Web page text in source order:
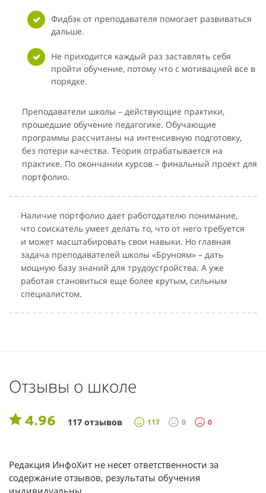
Фидбэк от преподавателя помогает развиваться
дальше.
Не приходится каждый раз заставлять себя
пройти обучение, потому что с мотивацией все в
порядке.
Преподаватели школы – действующие практики,
прошедшие обучение педагогике. Обучающие
программы рассчитаны на интенсивную подготовку,
без потери качества. Теория отрабатывается на
практике. По окончании курсов – финальный проект для
портфолио.
Наличие портфолио дает работодателю понимание,
что соискатель умеет делать то, что от него требуется
и может масштабировать свои навыки. Но главная
задача преподавателей школы «Бруноям» – дать
мощную базу знаний для трудоустройства. А уже
работая становиться еще более крутым, сильным
специалистом.
Отзывы о школе
4.96 117 отзывов 117 0 0
Редакция ИнфоХит не несет ответственности за
содержание отзывов, результаты обучения
индивидуальны.